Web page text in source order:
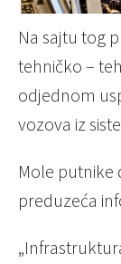
Na sajtu tog
tehničko –
odjednom
vozova iz
Mole putnike
preduzeća